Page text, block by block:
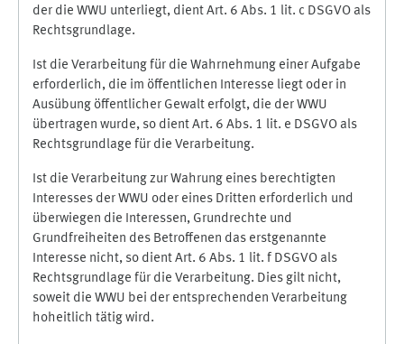
der die WWU unterliegt, dient Art. 6 Abs. 1 lit. c DSGVO als
Rechtsgrundlage.
Ist die Verarbeitung für die Wahrnehmung einer Aufgabe
erforderlich, die im öffentlichen Interesse liegt oder in
Ausübung öffentlicher Gewalt erfolgt, die der WWU
übertragen wurde, so dient Art. 6 Abs. 1 lit. e DSGVO als
Rechtsgrundlage für die Verarbeitung.
Ist die Verarbeitung zur Wahrung eines berechtigten
Interesses der WWU oder eines Dritten erforderlich und
überwiegen die Interessen, Grundrechte und
Grundfreiheiten des Betroffenen das erstgenannte
Interesse nicht, so dient Art. 6 Abs. 1 lit. f DSGVO als
Rechtsgrundlage für die Verarbeitung. Dies gilt nicht,
soweit die WWU bei der entsprechenden Verarbeitung
hoheitlich tätig wird.